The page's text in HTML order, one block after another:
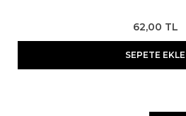
62,00 TL
SEPETE EKLE